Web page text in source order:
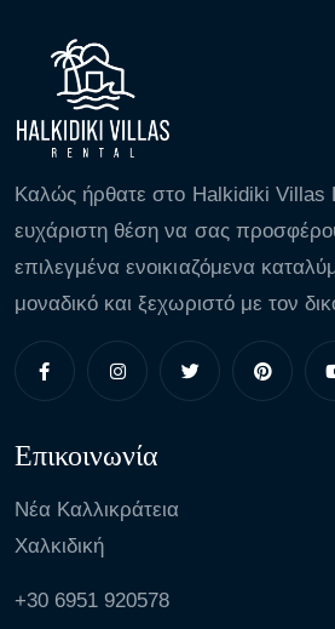
Καλώς ήρθατε στο Halkidiki Villas
ευχάριστη θέση να σας
επιλεγμένα ενοικιαζόμενα
μοναδικό και ξεχωριστό με τον
Επικοινωνία
Νέα Καλλικράτεια
Χαλκιδική
+30 6951 920578